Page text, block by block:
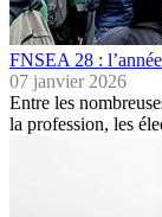
FNSEA 28 :
07 janvier 2026
Entre les
la profession, les